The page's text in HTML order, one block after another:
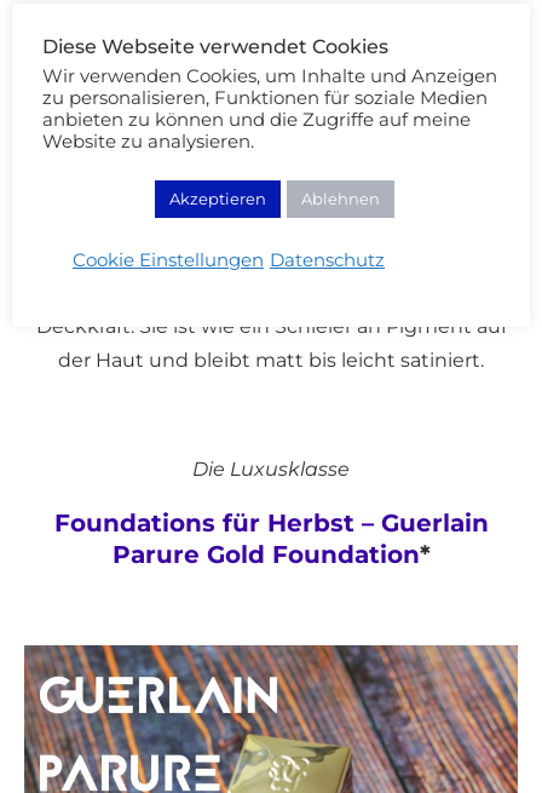
Die öl- und alkoholfreie Foundation von Smashbox
ist extrem flüssig. Deshalb empfehle ich euch
auch den Auftrag entwederdirekt mit den
(so geht am wenigsten Produkt verloren)
oder mit einem Pinsel.Ein Beauty Blender würde
viel zu viel von der Foundation aufsaugen und
nicht mehr hergeben. Die BB Water Grundierung
Deckkraft. Sie ist wie ein Schleier an Pigment auf
der Haut und bleibt matt bis leicht satiniert.
Die Luxusklasse
Foundations für Herbst – Guerlain
Parure Gold Foundation*
Diese Webseite verwendet Cookies
Wir verwenden Cookies, um Inhalte und Anzeigen
zu personalisieren, Funktionen für soziale Medien
anbieten zu können und die Zugriffe auf meine
Website zu analysieren.
Akzeptieren Ablehnen
Cookie Einstellungen Datenschutz